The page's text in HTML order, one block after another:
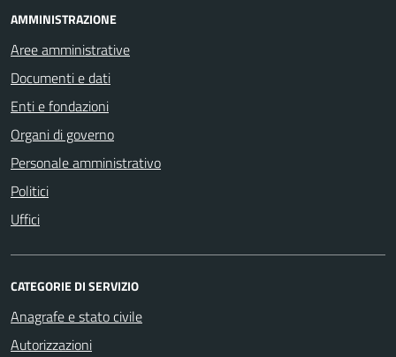
AMMINISTRAZIONE
Aree amministrative
Documenti e dati
Enti e fondazioni
Organi di governo
Personale amministrativo
Politici
Uffici
CATEGORIE DI SERVIZIO
Anagrafe e stato civile
Autorizzazioni